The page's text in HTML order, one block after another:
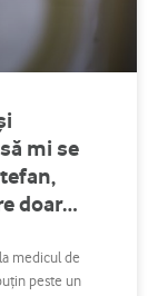
mi se
doar
medicul de
peste un